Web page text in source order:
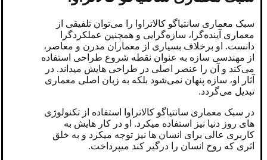
سبک معماری سانتیاگو کالاتراوا را می‌توان تلفیقی از
معماری آینده‌گرا، سازه‌گرایی و همچنین عملکردگرا
دانست. او برخلاف بسیاری از معماران مدرن و معاصر،
از مهندسی سازه به ‌عنوان نقطه شروع طراحی استفاده
می‌کند و آن را عنصر اصلی در طراحی هایش میداند. در
آثار او، سازه پنهان نمی‌شود بلکه به زبان اصلی معماری
تبدیل می‌گردد.
در سبک معماری سانتیاگو کالاتراوا استفاده از تکنولوژی
های روز دنیا نیز استفاده میکرد. او در کار هایش به
کاربری عالی برای انسان ها نیز توجه میکرد و به خلق
اثری که روح انسان را درگیر کند میپرداخت.